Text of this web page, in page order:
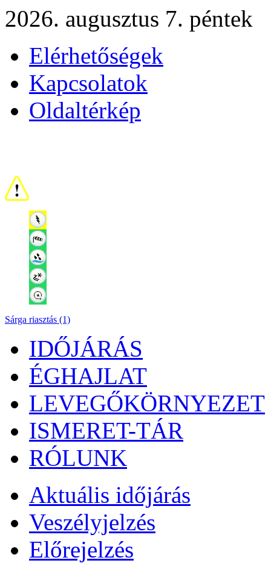
2026. augusztus 7. péntek
Elérhetőségek
Kapcsolatok
Oldaltérkép
Sárga riasztás (1)
IDŐJÁRÁS
ÉGHAJLAT
LEVEGŐKÖRNYEZET
ISMERET-TÁR
RÓLUNK
Aktuális időjárás
Veszélyjelzés
Előrejelzés